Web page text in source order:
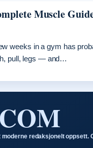
Muscle
weeks in a gym has
pull, legs — and…
redaksjonelt oppsett.